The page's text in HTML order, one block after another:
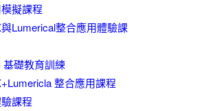
擬課程
Lumerical整合應用體驗課
礎教育訓練
整合應用課程
課程